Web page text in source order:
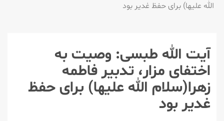
الله علیها) برای حفظ غدیر بود
آیت الله طبسی: وصیت به
اختفای مزار، تدبیر فاطمه
زهرا(سلام الله علیها) برای حفظ
غدیر بود